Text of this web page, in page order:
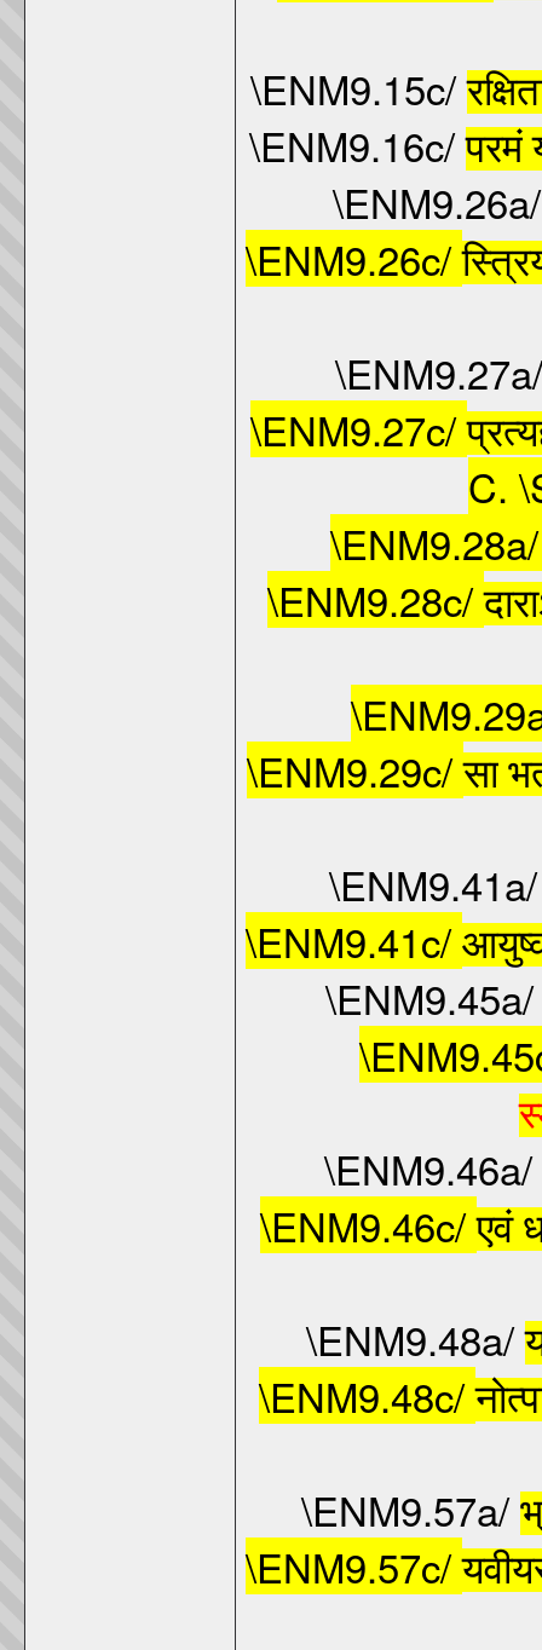
\ENM9.15c/
\ENM9.16c/परमं
\ENM9.26c/
\ENM9.27c/
C.
\ENM9.28c/
\ENM9.29c/सा
\ENM9.41c/
\ENM9.46a/
\ENM9.46c/एवं
\ENM9.48a/
\ENM9.48c/
\ENM9.57a/
\ENM9.57c/